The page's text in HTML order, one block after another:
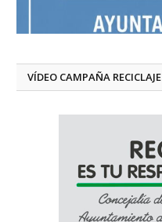
VÍDEO CAMPAÑA RECICLAJE